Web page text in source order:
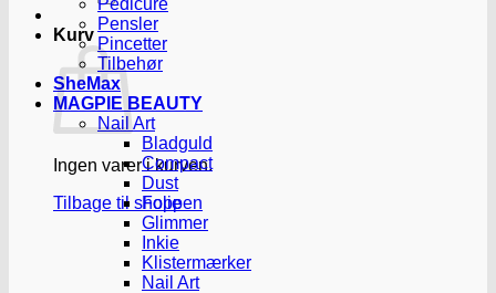
Kurv
Ingen varer i kurven.
Tilbage til shoppen
Pedicure
Pensler
Pincetter
Tilbehør
SheMax
MAGPIE BEAUTY
Nail Art
Bladguld
Compact
Dust
Folie
Glimmer
Inkie
Klistermærker
Nail Art